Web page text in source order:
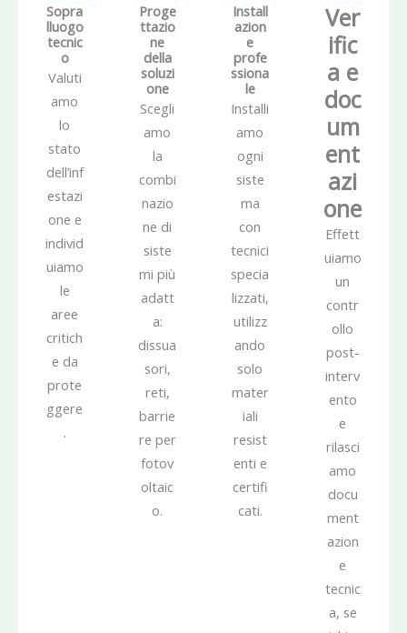
Sopra
lluogo
tecnic
o
Valuti
amo
lo
stato
dell’inf
estazi
one e
individ
uiamo
le
aree
critich
e da
prote
ggere
.
Proge
ttazio
ne
della
soluzi
one
Scegli
amo
la
combi
nazio
ne di
siste
mi più
adatt
a:
dissua
sori,
reti,
barrie
re per
fotov
oltaic
o.
Install
azion
e
profe
ssiona
le
Installi
amo
ogni
siste
ma
con
tecnici
specia
lizzati,
utilizz
ando
solo
mater
iali
resist
enti e
certifi
cati.
Ver
ific
a e
doc
um
ent
azi
one
Effett
uiamo
un
contr
ollo
post-
interv
ento
e
rilasci
amo
docu
ment
azion
e
tecnic
a, se